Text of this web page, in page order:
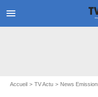
menu
Accueil TV Actu News